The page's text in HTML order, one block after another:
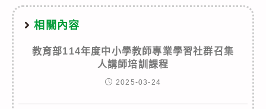
相關內容
教育部114年度中小學教師專業學習社群召集
人講師培訓課程
2025-03-24